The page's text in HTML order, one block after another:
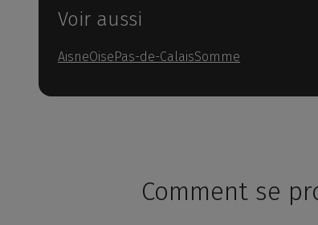
Voir aussi
AisneOisePas-de-CalaisSomme
Comment se